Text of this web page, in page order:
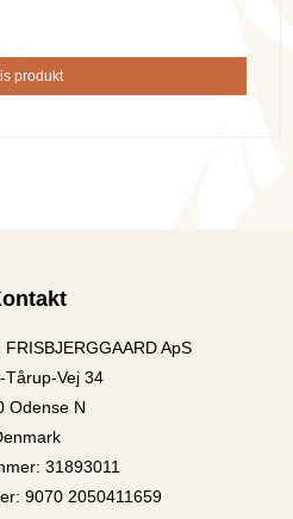
produkt
ApS
Tårup-Vej 34
Odense N
: 31893011
: 9070 2050411659